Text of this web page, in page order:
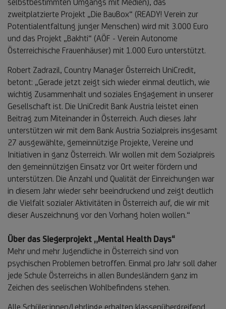
zweitplatzierte Projekt „Die BauBox“ (READY! Verein zur
Potentialentfaltung junger Menschen) wird mit 3.000 Euro
und das Projekt „Bakhti“ (AÖF - Verein Autonome
Österreichische Frauenhäuser) mit 1.000 Euro unterstützt.
Robert Zadrazil, Country Manager Österreich UniCredit,
betont: „Gerade jetzt zeigt sich wieder einmal deutlich, wie
wichtig Zusammenhalt und soziales Engagement in unserer
Gesellschaft ist. Die UniCredit Bank Austria leistet einen
Beitrag zum Miteinander in Österreich. Auch dieses Jahr
unterstützen wir mit dem Bank Austria Sozialpreis insgesamt
27 ausgewählte, gemeinnützige Projekte, Vereine und
Initiativen in ganz Österreich. Wir wollen mit dem Sozialpreis
den gemeinnützigen Einsatz vor Ort weiter fördern und
unterstützen. Die Anzahl und Qualität der Einreichungen war
in diesem Jahr wieder sehr beeindruckend und zeigt deutlich
die Vielfalt sozialer Aktivitäten in Österreich auf, die wir mit
dieser Auszeichnung vor den Vorhang holen wollen.“
Über das Siegerprojekt „Mental Health Days“
Mehr und mehr Jugendliche in Österreich sind von
psychischen Problemen betroffen. Einmal pro Jahr soll daher
jede Schule Österreichs in allen Bundesländern ganz im
Zeichen des seelischen Wohlbefindens stehen.
Alle Schüler:innen/Lehrlinge erhalten klassenübergreifend